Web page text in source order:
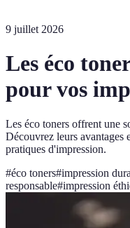
9 juillet 2026
Les éco
pour vos
Les éco toners offrent une
Découvrez leurs avantages
pratiques d'impression.
#éco toners#impression
responsable#impression